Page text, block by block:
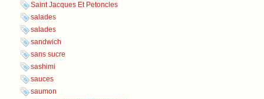
Saint Jacques Et Petoncles
salades
salades
sandwich
sans sucre
sashimi
sauces
saumon